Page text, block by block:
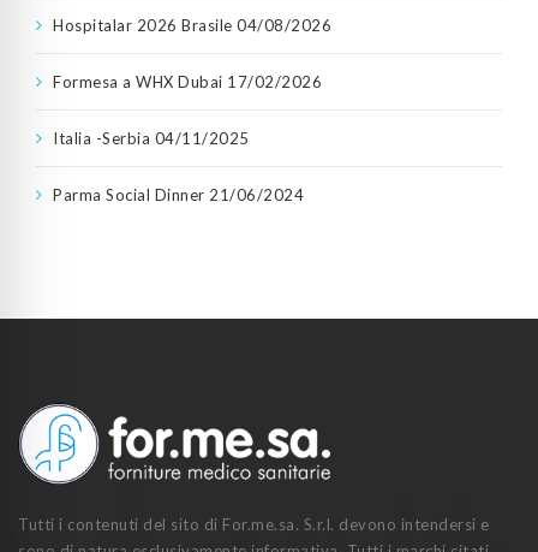
Hospitalar 2026 Brasile 04/08/2026
Formesa a WHX Dubai 17/02/2026
Italia -Serbia 04/11/2025
Parma Social Dinner 21/06/2024
Tutti i contenuti del sito di For.me.sa. S.r.l. devono intendersi e